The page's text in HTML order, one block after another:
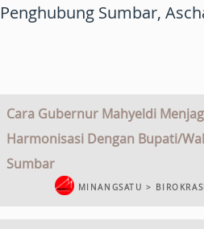
Penghubung Sumbar,
Cara Gubernur Mahyeldi
Harmonisasi Dengan Bupati/
Sumbar
MINANGSATU > BIROKRASI